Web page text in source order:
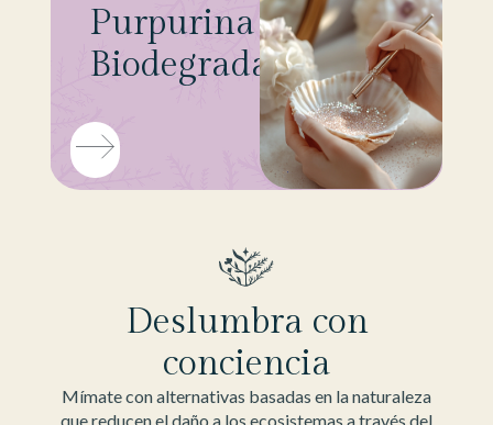
Purpurina
Biodegradable
Deslumbra con
conciencia
Mímate con alternativas basadas en la naturaleza
que reducen el daño a los ecosistemas a través del